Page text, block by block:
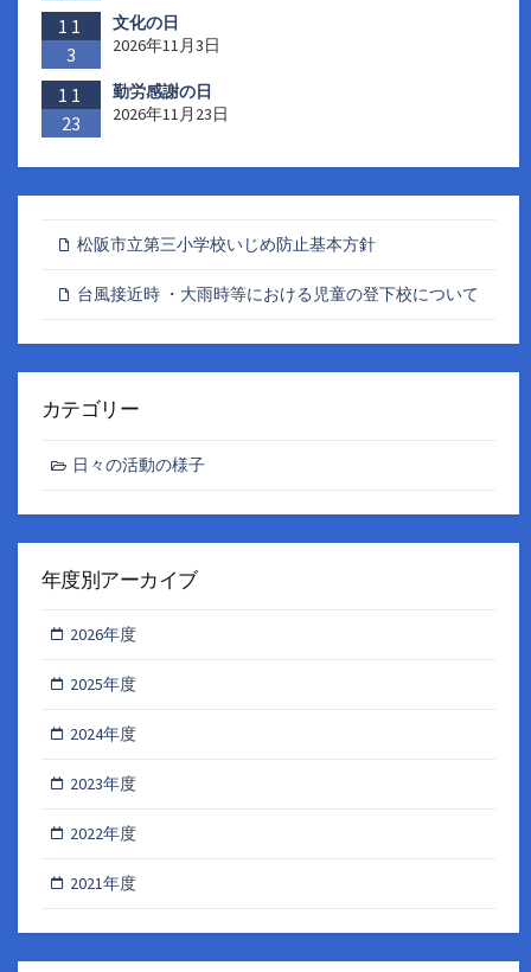
11
3
文化の日
2026年11月3日
11
23
勤労感謝の日
2026年11月23日
松阪市立第三小学校いじめ防止基本方針
台風接近時 ・大雨時等における児童の登下校について
カテゴリー
日々の活動の様子
年度別アーカイブ
2026年度
2025年度
2024年度
2023年度
2022年度
2021年度